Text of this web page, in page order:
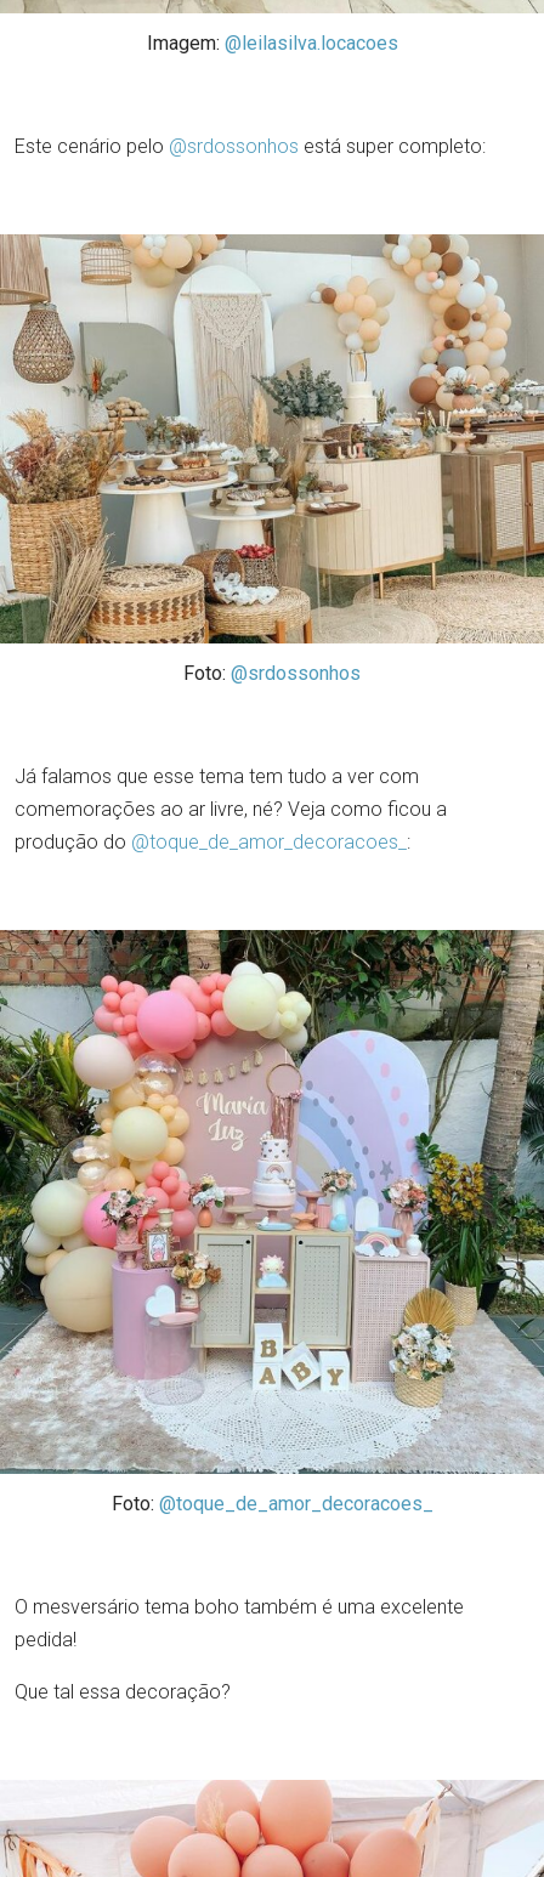
Imagem: @leilasilva.locacoes
Este cenário pelo @srdossonhos está super completo:
Foto: @srdossonhos
Já falamos que esse tema tem tudo a ver com
comemorações ao ar livre, né? Veja como ficou a
produção do @toque_de_amor_decoracoes_ :
Foto: @toque_de_amor_decoracoes_
O mesversário tema boho também é uma excelente
pedida!
Que tal essa decoração?